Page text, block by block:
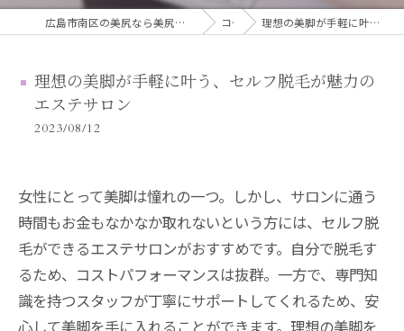
広島市南区の美尻なら美尻・美脚トレーニング・セルフ脱毛 ビジリンヌ コラム 理想の美脚が手軽に叶う、セルフ脱毛が魅力のエステサロン
理想の美脚が手軽に叶う、セルフ脱毛が魅力の
エステサロン
2023/08/12
女性にとって美脚は憧れの一つ。しかし、サロンに通う
時間もお金もなかなか取れないという方には、セルフ脱
毛ができるエステサロンがおすすめです。自分で脱毛す
るため、コストパフォーマンスは抜群。一方で、専門知
識を持つスタッフが丁寧にサポートしてくれるため、安
心して美脚を手に入れることができます。理想の美脚を